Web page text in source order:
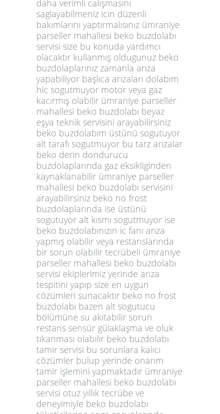
daha verimli calışmasını
saglayabilmeniz icin düzenli
bakımlarını yaptırmalısınız ümraniye
parseller mahallesi beko buzdolabı
servisi size bu konuda yardımcı
olacaktır kullanmış oldugunuz beko
buzdolaplarınız zamanla arıza
yapabiliyor başlıca arızaları dolabım
hic sogutmuyor motor veya gaz
kacırmış olabilir ümraniye parseller
mahallesi beko buzdolabı beyaz
eşya teknik servisini arayabilirsiniz
beko buzdolabım üstünü sogutuyor
alt tarafı sogutmuyor bu tarz arızalar
beko derin dondurucu
buzdolaplarında gaz eksikliginden
kaynaklanabilir ümraniye parseller
mahallesi beko buzdolabı servisini
arayabilirsiniz beko no frost
buzdolaplarında ise üstünü
sogutuyor alt kısmı sogutmuyor ise
beko buzdolabınızın ic fanı arıza
yapmış olabilir veya restanslarında
bir sorun olabilir tecrübeli ümraniye
parseller mahallesi beko buzdolabı
servisi ekiplerimiz yerinde arıza
tespitini yapıp size en uygun
cözümleri sunacaktır beko no frost
buzdolabı bazen alt sogutucu
bölümüne su akıtabilir sorun
restans sensür gülaklaşma ve oluk
tıkanması olabılir beko buzdolabı
tamir servisi bu sorunlara kalıcı
cözümler bulup yerinde onarım
tamir işlemini yapmaktadır ümraniye
parseller mahallesi beko buzdolabı
servisi otuz yıllık tecrübe ve
deneyimiyle beko buzdolabı